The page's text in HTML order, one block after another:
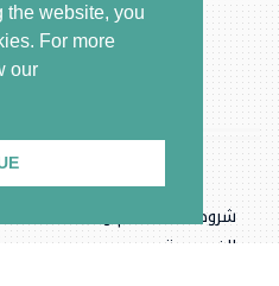
the website, you
For more
our
شروط الاستخدام وسياسة
الخصوصية